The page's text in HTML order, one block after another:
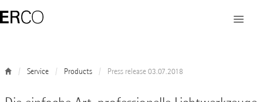
Service Products Press release 03.07.2018